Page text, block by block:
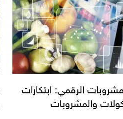
الرقمي: ابتكارات
والمشروبات